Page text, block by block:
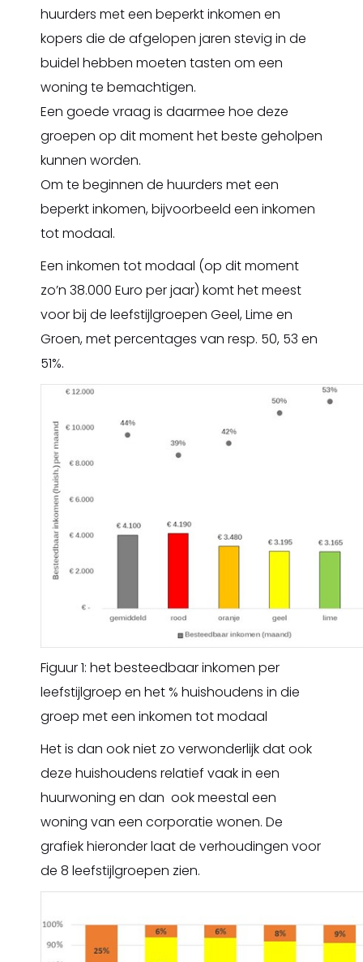
huurders met een beperkt inkomen en
kopers die de afgelopen jaren stevig in de
buidel hebben moeten tasten om een
woning te bemachtigen.
Een goede vraag is daarmee hoe deze
groepen op dit moment het beste geholpen
kunnen worden.
Om te beginnen de huurders met een
beperkt inkomen, bijvoorbeeld een inkomen
tot modaal.
Een inkomen tot modaal (op dit moment
zo’n 38.000 Euro per jaar) komt het meest
voor bij de leefstijlgroepen Geel, Lime en
Groen, met percentages van resp. 50, 53 en
51%.
Figuur 1: het besteedbaar inkomen per
leefstijlgroep en het % huishoudens in die
groep met een inkomen tot modaal
Het is dan ook niet zo verwonderlijk dat ook
deze huishoudens relatief vaak in een
huurwoning en dan ook meestal een
woning van een corporatie wonen. De
grafiek hieronder laat de verhoudingen voor
de 8 leefstijlgroepen zien.